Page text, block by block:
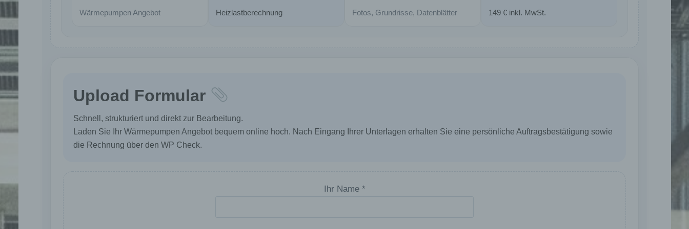
Wärmepumpen Angebot Heizlastberechnung Fotos, Grundrisse, Datenblätter 149 € inkl. MwSt.
Upload Formular
Schnell, strukturiert und direkt zur Bearbeitung.
Laden Sie Ihr Wärmepumpen Angebot bequem online hoch. Nach Eingang Ihrer Unterlagen erhalten Sie eine persönliche Auftragsbestätigung sowie
die Rechnung über den WP Check.
Ihr Name *
d) Einschränkung der Verarbeitung
e) Profiling
Profiling ist jede Art der automatisierten Verarbeitung
personenbezogener Daten, die darin besteht, dass diese
Interessen, Zuverlässigkeit, Verhalten, Aufenthaltsort oder
Ortswechsel dieser natürlichen Person zu analysieren oder